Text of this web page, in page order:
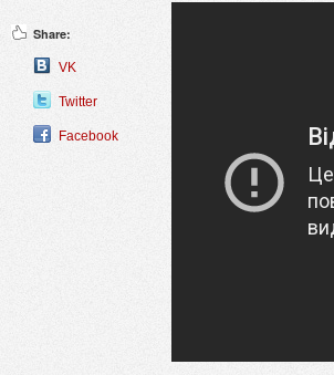
Share:
VK
Twitter
Facebook